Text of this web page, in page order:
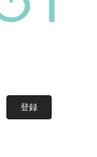
登録